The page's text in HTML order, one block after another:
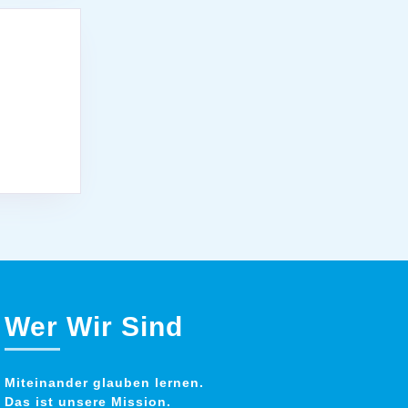
Wer Wir Sind
Miteinander glauben lernen.
Das ist unsere Mission.